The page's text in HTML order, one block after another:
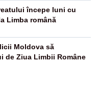
începe luni cu
Limba română
Moldova să
de Ziua Limbii Române